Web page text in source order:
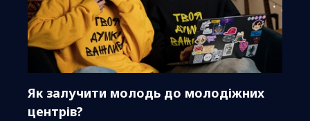
Як залучити молодь до молодіжних
центрів?